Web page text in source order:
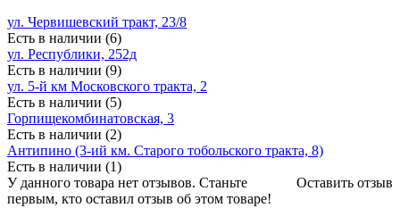
ул. Червишевский тракт, 23/8
Есть в наличии (6)
ул. Республики, 252д
Есть в наличии (9)
ул. 5-й км Московского тракта, 2
Есть в наличии (5)
Горпищекомбинатовская, 3
Есть в наличии (2)
Антипино (3-ий км. Старого тобольского тракта, 8)
Есть в наличии (1)
Оставить отзыв
У данного товара нет отзывов. Станьте
первым, кто оставил отзыв об этом товаре!